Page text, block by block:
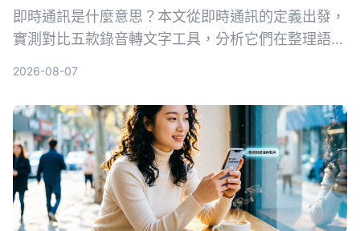
即時通訊是什麼意思？本文從即時通訊的定義出發，
實測對比五款錄音轉文字工具，分析它們在整理語音
2026-08-07